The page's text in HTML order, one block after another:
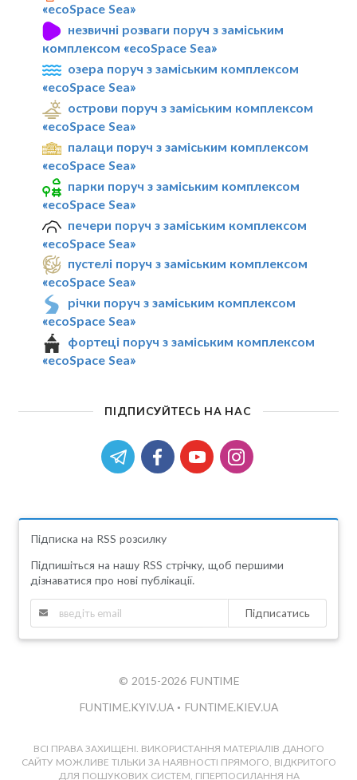
«ecoSpace Sea»
незвичні розваги поруч з заміським
комплексом «ecoSpace Sea»
озера поруч з заміським комплексом
«ecoSpace Sea»
острови поруч з заміським комплексом
«ecoSpace Sea»
палаци поруч з заміським комплексом
«ecoSpace Sea»
парки поруч з заміським комплексом
«ecoSpace Sea»
печери поруч з заміським комплексом
«ecoSpace Sea»
пустелі поруч з заміським комплексом
«ecoSpace Sea»
річки поруч з заміським комплексом
«ecoSpace Sea»
фортеці поруч з заміським комплексом
«ecoSpace Sea»
ПІДПИСУЙТЕСЬ НА НАС
Підписка на RSS розсилку
Підпишіться на нашу RSS стрічку, щоб першими
дізнаватися про нові публікації.
Підписатись
© 2015-2026 FUNTIME
FUNTIME.KYIV.UA • FUNTIME.KIEV.UA
ВСІ ПРАВА ЗАХИЩЕНІ. ВИКОРИСТАННЯ МАТЕРІАЛІВ ДАНОГО
САЙТУ МОЖЛИВЕ ТІЛЬКИ ЗА НАЯВНОСТІ ПРЯМОГО, ВІДКРИТОГО
ДЛЯ ПОШУКОВИХ СИСТЕМ, ГІПЕРПОСИЛАННЯ НА